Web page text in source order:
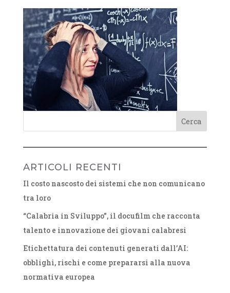
ARTICOLI RECENTI
Il costo nascosto dei sistemi che non comunicano
tra loro
“Calabria in Sviluppo”, il docufilm che racconta
talento e innovazione dei giovani calabresi
Etichettatura dei contenuti generati dall’AI:
obblighi, rischi e come prepararsi alla nuova
normativa europea